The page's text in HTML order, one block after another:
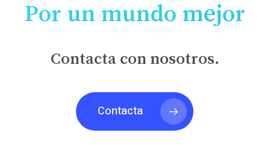
Por un mundo mejor
Contacta con nosotros.
Contacta